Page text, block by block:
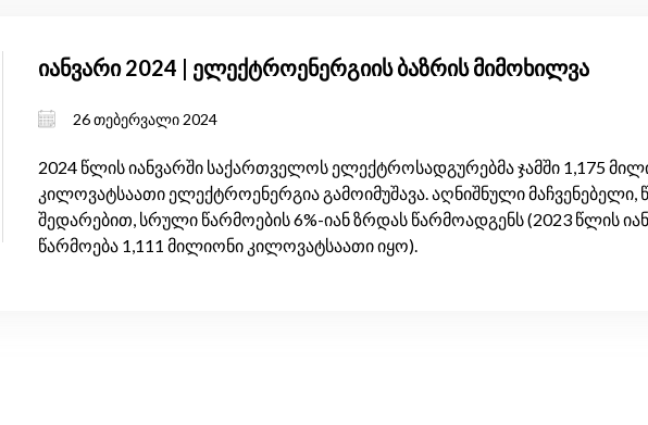
იანვარი 2024 | ელექტროენერგიის ბაზრის მიმოხილვა
26 თებერვალი 2024
2024 წლის იანვარში საქართველოს ელექტროსადგურებმა ჯამში 1,175
კილოვატსაათი ელექტროენერგია გამოიმუშავა. აღნიშნული მაჩვენებელი,
შედარებით, სრული წარმოების 6%-იან ზრდას წარმოადგენს (2023 წლის
წარმოება 1,111 მილიონი კილოვატსაათი იყო).